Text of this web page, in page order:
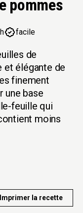
pommes
facile
de
et élégante de
finement
une base
feuille qui
moins
Imprimer la recette